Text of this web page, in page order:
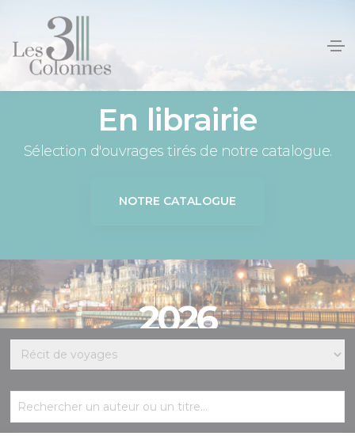
En librairie
Sélection d'ouvrages tirés de notre catalogue.
NOTRE CATALOGUE
2026